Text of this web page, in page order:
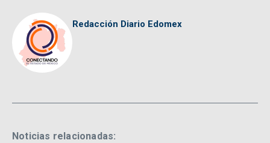
Redacción Diario Edomex
Noticias relacionadas: